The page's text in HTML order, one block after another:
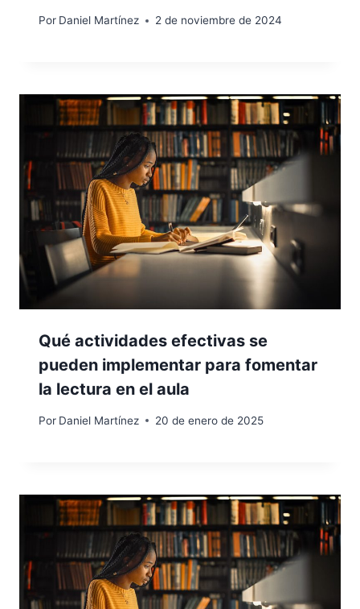
Por Daniel Martínez 2 de noviembre de 2024
Qué actividades efectivas se
pueden implementar para fomentar
la lectura en el aula
Por Daniel Martínez 20 de enero de 2025